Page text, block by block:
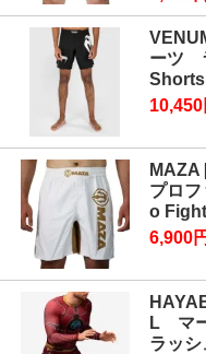
ーツ
プロ
o
6,900
L マ
ラッ